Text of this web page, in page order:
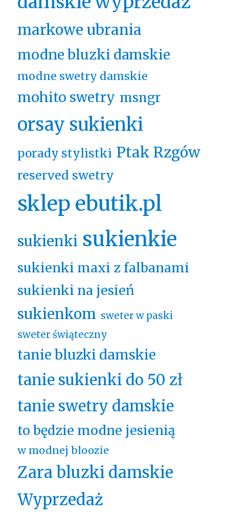
markowe ubrania
modne bluzki damskie
modne swetry damskie
mohito swetry msngr
orsay sukienki
porady stylistki Ptak Rzgów
reserved swetry
sklep ebutik.pl
sukienki sukienkie
sukienki maxi z falbanami
sukienki na jesień
sukienkom sweter w paski
sweter świąteczny
tanie bluzki damskie
tanie sukienki do 50 zł
tanie swetry damskie
to będzie modne jesienią
w modnej bloozie
Zara bluzki damskie
Wyprzedaż